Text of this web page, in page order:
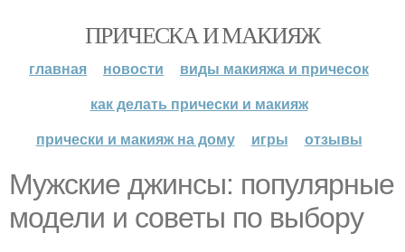
ПРИЧЕСКА И МАКИЯЖ
главная новости
виды макияжа и причесок
как делать прически и макияж
прически и макияж на дому
игры отзывы
Мужские джинсы: популярные
модели и советы по выбору